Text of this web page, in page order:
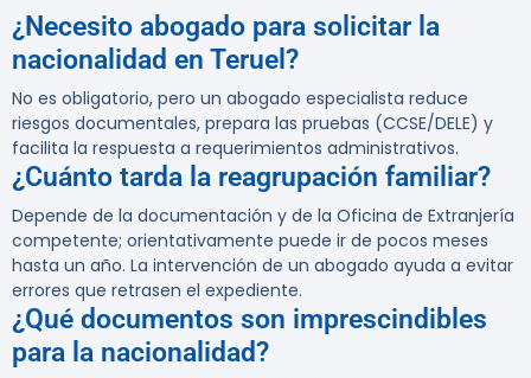
¿Necesito abogado para solicitar la
nacionalidad en Teruel?
No es obligatorio, pero un abogado especialista reduce
riesgos documentales, prepara las pruebas (CCSE/DELE) y
facilita la respuesta a requerimientos administrativos.
¿Cuánto tarda la reagrupación familiar?
Depende de la documentación y de la Oficina de Extranjería
competente; orientativamente puede ir de pocos meses
hasta un año. La intervención de un abogado ayuda a evitar
errores que retrasen el expediente.
¿Qué documentos son imprescindibles
para la nacionalidad?